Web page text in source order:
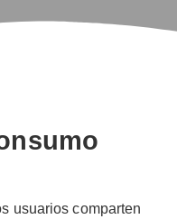
usuarios comparten